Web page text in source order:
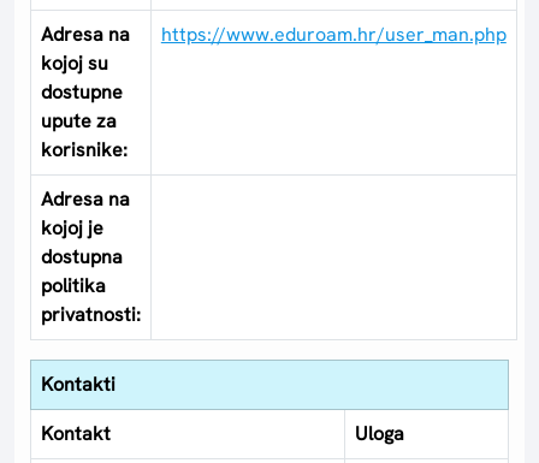
Adresa na
kojoj su
dostupne
upute za
korisnike:
https://www.eduroam.hr/user_man.php
Adresa na
kojoj je
dostupna
politika
privatnosti:
Kontakti
Kontakt
Uloga